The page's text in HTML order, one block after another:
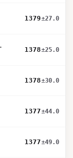
1379±27.0
instruct
1378±25.0
1378±30.0
1377±44.0
1377±49.0